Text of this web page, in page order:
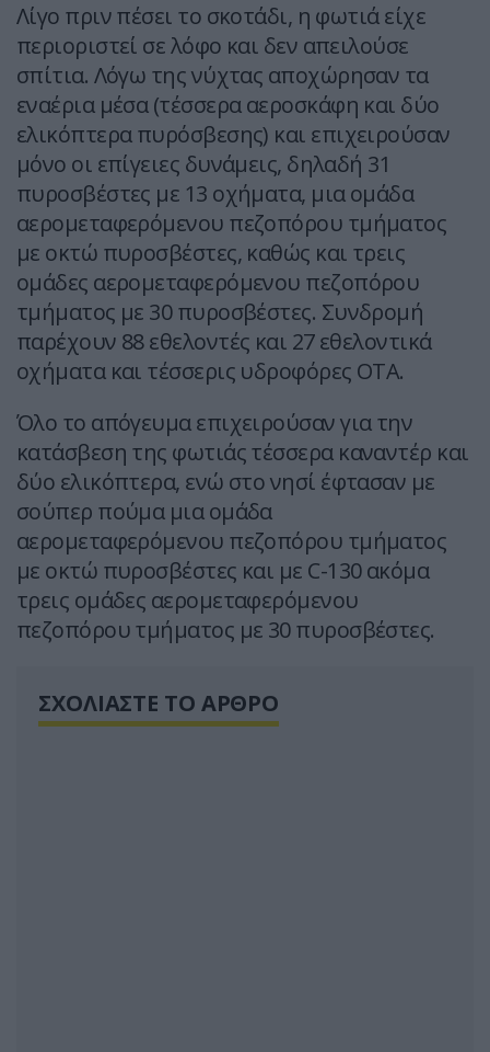
Λίγο πριν πέσει το σκοτάδι, η φωτιά είχε
περιοριστεί σε λόφο και δεν απειλούσε
σπίτια. Λόγω της νύχτας αποχώρησαν τα
εναέρια μέσα (τέσσερα αεροσκάφη και δύο
ελικόπτερα πυρόσβεσης) και επιχειρούσαν
μόνο οι επίγειες δυνάμεις, δηλαδή 31
πυροσβέστες με 13 οχήματα, μια ομάδα
αερομεταφερόμενου πεζοπόρου τμήματος
με οκτώ πυροσβέστες, καθώς και τρεις
ομάδες αερομεταφερόμενου πεζοπόρου
τμήματος με 30 πυροσβέστες. Συνδρομή
παρέχουν 88 εθελοντές και 27 εθελοντικά
οχήματα και τέσσερις υδροφόρες ΟΤΑ.
Όλο το απόγευμα επιχειρούσαν για την
κατάσβεση της φωτιάς τέσσερα καναντέρ και
δύο ελικόπτερα, ενώ στο νησί έφτασαν με
σούπερ πούμα μια ομάδα
αερομεταφερόμενου πεζοπόρου τμήματος
με οκτώ πυροσβέστες και με C-130 ακόμα
τρεις ομάδες αερομεταφερόμενου
πεζοπόρου τμήματος με 30 πυροσβέστες.
ΣΧΟΛΙΑΣΤΕ ΤΟ ΑΡΘΡΟ